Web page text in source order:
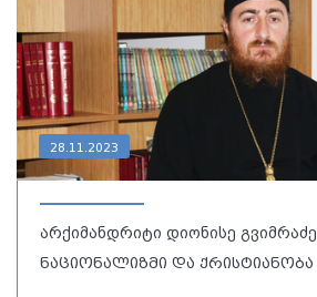
28.11.2023
არქიმანდრიტი დიონისე გვიმრაძე
ნაციონალიზმი და ქრისტიანობა